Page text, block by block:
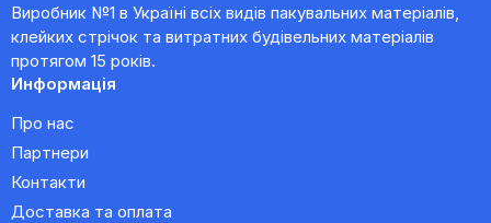
Виробник №1 в Україні всіх видів пакувальних матеріалів,
клейких стрічок та витратних будівельних матеріалів
протягом 15 років.
Информація
Про нас
Партнери
Контакти
Доставка та оплата